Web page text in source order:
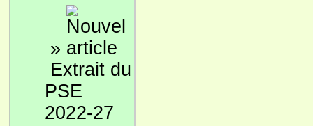
»
Extrait du
PSE
2022-27